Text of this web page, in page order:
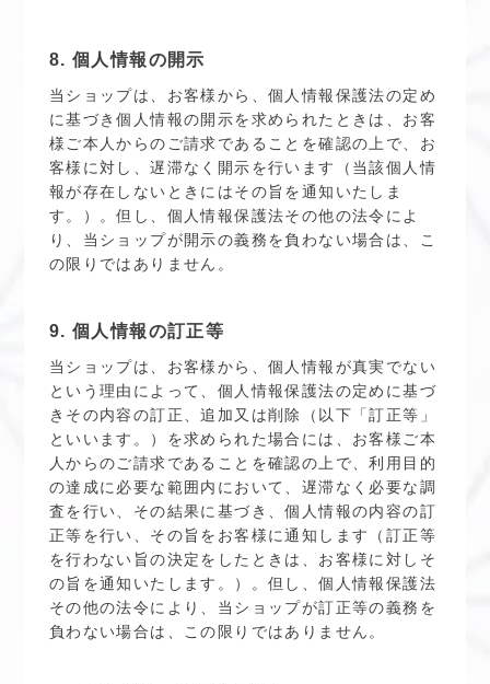
8. 個人情報の開示
当ショップは、お客様から、個人情報保護法の定め
に基づき個人情報の開示を求められたときは、お客
様ご本人からのご請求であることを確認の上で、お
客様に対し、遅滞なく開示を行います（当該個人情
報が存在しないときにはその旨を通知いたしま
す。）。但し、個人情報保護法その他の法令によ
り、当ショップが開示の義務を負わない場合は、こ
の限りではありません。
9. 個人情報の訂正等
当ショップは、お客様から、個人情報が真実でない
という理由によって、個人情報保護法の定めに基づ
きその内容の訂正、追加又は削除（以下「訂正等」
といいます。）を求められた場合には、お客様ご本
人からのご請求であることを確認の上で、利用目的
の達成に必要な範囲内において、遅滞なく必要な調
査を行い、その結果に基づき、個人情報の内容の訂
正等を行い、その旨をお客様に通知します（訂正等
を行わない旨の決定をしたときは、お客様に対しそ
の旨を通知いたします。）。但し、個人情報保護法
その他の法令により、当ショップが訂正等の義務を
負わない場合は、この限りではありません。